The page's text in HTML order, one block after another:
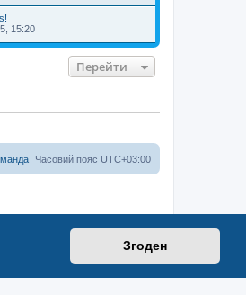
Згоден
15:20
Перейти
Часовий пояс UTC+03:00